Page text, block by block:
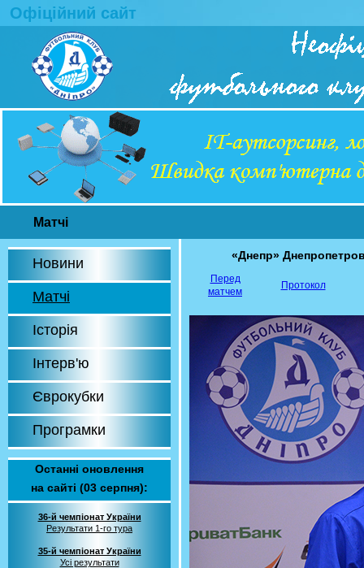
Офіційний сайт
Матчі
Новини
Матчі
Історія
Інтерв'ю
Єврокубки
Програмки
Останні оновлення
на сайті (03 серпня):
36-й чемпіонат України
Результати 1-го тура
35-й чемпіонат України
Усі результати
«Днепр»
Перед
матчем
Протокол